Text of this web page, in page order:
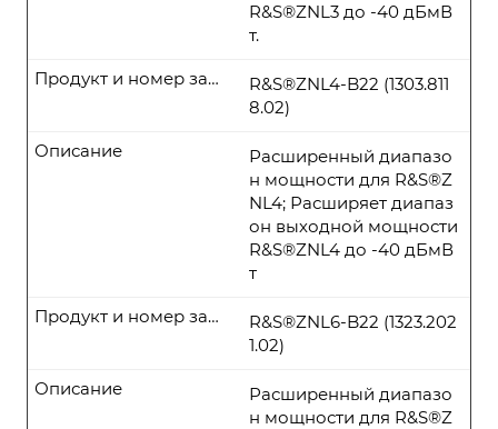
R&S®ZNL3 до -40 дБмВ
т.
R&S®ZNL4-B22 (1303.811
8.02)
Продукт и номер заказа
Расширенный диапазо
н мощности для R&S®Z
NL4; Расширяет диапаз
он выходной мощности
R&S®ZNL4 до -40 дБмВ
т
Описание
R&S®ZNL6-B22 (1323.202
1.02)
Продукт и номер заказа
Расширенный диапазо
н мощности для R&S®Z
Описание